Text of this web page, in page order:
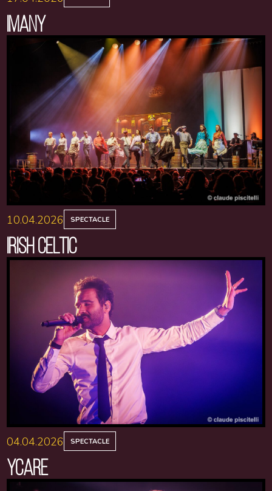
IMANY
10.04.2026 SPECTACLE
IRISH CELTIC
04.04.2026 SPECTACLE
YCARE